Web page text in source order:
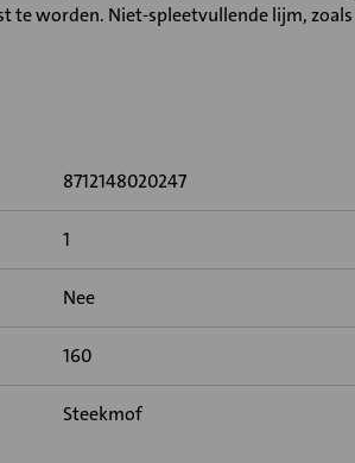
worden. Niet-spleetvullende lijm,
8712148020247
1
Nee
160
Steekmof